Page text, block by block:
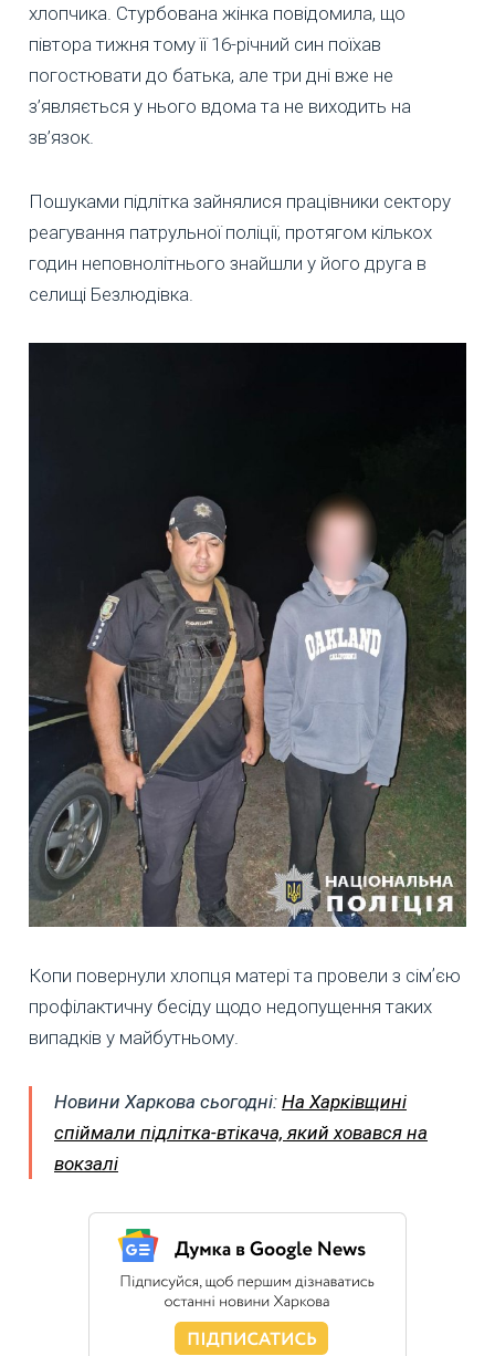
хлопчика. Стурбована жінка повідомила, що
півтора тижня тому її 16-річний син поїхав
погостювати до батька, але три дні вже не
з’являється у нього вдома та не виходить на
зв’язок.
Пошуками підлітка зайнялися працівники сектору
реагування патрульної поліції, протягом кількох
годин неповнолітнього знайшли у його друга в
селищі Безлюдівка.
Копи повернули хлопця матері та провели з сімʼєю
профілактичну бесіду щодо недопущення таких
випадків у майбутньому.
Новини Харкова сьогодні: На Харківщині
спіймали підлітка-втікача, який ховався на
вокзалі